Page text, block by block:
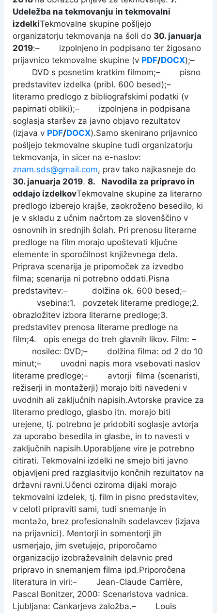
Udeležba na tekmovanju in tekmovalni
izdelkiTekmovalne skupine pošljejo
organizatorju tekmovanja na šoli do 30. januarja
2019:– izpolnjeno in podpisano ter žigosano
prijavnico tekmovalne skupine (v PDF/DOCX);–
DVD s posnetim kratkim filmom;–
pisno
predstavitev izdelka (pribl. 600 besed);–
literarno predlogo z bibliografskimi podatki (v
papirnati obliki);– izpolnjena in podpisana
soglasja staršev za javno objavo rezultatov
(izjava v PDF/DOCX).Samo skenirano prijavnico
pošljejo tekmovalne skupine tudi organizatorju
tekmovanja, in sicer na e-naslov:
znam.sds@gmail.com, prav tako najkasneje do
30. januarja 2019.8. Navodila za pripravo in
oddajo izdelkovTekmovalne skupine za literarno
predlogo izberejo krajše, zaokroženo besedilo, ki
je v skladu z učnim načrtom za slovenščino v
osnovnih in srednjih šolah. Pri prenosu literarne
predloge na film morajo upoštevati ključne
elemente in sporočilnost književnega dela.
Priprava scenarija je pripomoček za izvedbo
filma; scenarija ni potrebno oddati.Pisna
predstavitev:– dolžina ok. 600 besed;–
vsebina:1. povzetek literarne predloge;2.
obrazložitev izbora literarne predloge;3.
predstavitev prenosa literarne predloge na
film;4. opis enega do treh glavnih likov. Film:–
nosilec: DVD;– dolžina filma: od 2 do 10
minut;– uvodni napis mora vsebovati naslov
literarne predloge;– avtorji filma (scenaristi,
režiserji in montažerji) morajo biti navedeni v
uvodnih ali zaključnih napisih.Avtorske pravice za
literarno predlogo, glasbo itn. morajo biti
urejene, tj. potrebno je pridobiti soglasje avtorja
za uporabo besedila in glasbe, in to navesti v
zaključnih napisih.Uporabljene vire je potrebno
citirati.Tekmovalni izdelki ne smejo biti javno
objavljeni pred razglasitvijo končnih rezultatov na
državni ravni.Učenci oziroma dijaki morajo
tekmovalni izdelek, tj. film in pisno predstavitev,
v celoti pripraviti sami, tudi snemanje in
montažo, brez profesionalnih sodelavcev (izjava
na prijavnici). Mentorji in somentorji jih
usmerjajo, jim svetujejo, priporočamo
organizacijo izobraževalnih delavnic pred
pripravo in snemanjem filma ipd.Priporočena
literatura in viri:– Jean-Claude Carrière,
Pascal Bonitzer, 2000: Scenaristova vadnica.
Ljubljana: Cankarjeva založba.– Louis